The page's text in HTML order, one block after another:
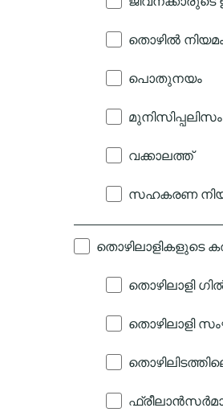
തൊഴിൽ
പൊതുനയം
മുനിസിപ്പലിസം
വക്കാലത്ത്‌
സഹകരണ
തൊഴിലാളികളുടെ
തൊഴിലാളി
തൊഴിലാളി